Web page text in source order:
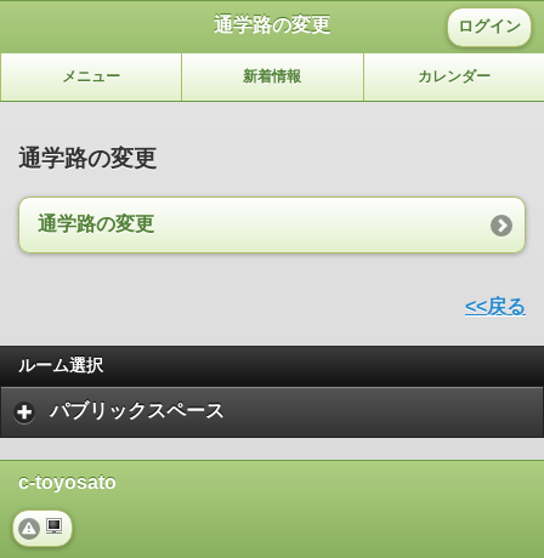
通学路の変更 ログイン
メニュー 新着情報 カレンダー
通学路の変更
通学路の変更
<<戻る
ルーム選択
パブリックスペース
c-toyosato